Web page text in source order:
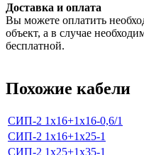
Доставка и оплата
Вы можете оплатить
объект, а в случае
бесплатной.
Похожие кабели
СИП-2 1х16+1х16-0,6/1
СИП-2 1х16+1х25-1
СИП-2 1х25+1х35-1